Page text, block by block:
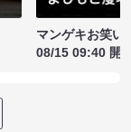
マンゲキお笑い
08/15 09:40 開